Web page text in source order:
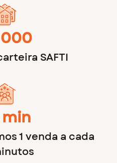
SAFTI
1 venda a cada